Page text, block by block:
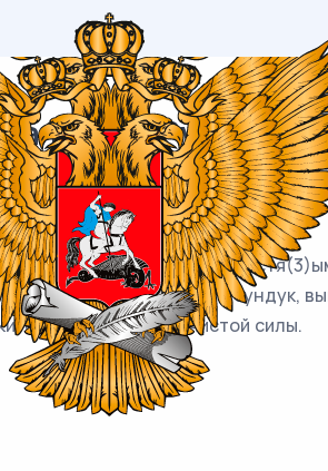
ЕГЭ / Русский /
подушками и
а около кровати – сундук,
охраняющие от нечистой силы.